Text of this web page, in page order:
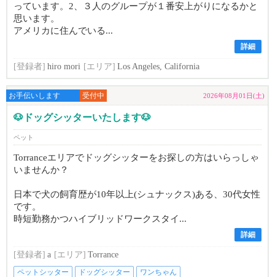
っています。2、３人のグループが１番安上がりになるかと
思います。
アメリカに住んでいる...
詳細
[登録者] hiro mori [エリア] Los Angeles, California
お手伝いします 受付中 2026年08月01日(土)
🐶ドッグシッターいたします🐶
ペット
Torranceエリアでドッグシッターをお探しの方はいらっしゃ
いませんか？
日本で犬の飼育歴が10年以上(シュナックス)ある、30代女性
です。
時短勤務かつハイブリッドワークスタイ...
詳細
[登録者] a [エリア] Torrance
ペットシッター ドッグシッター ワンちゃん